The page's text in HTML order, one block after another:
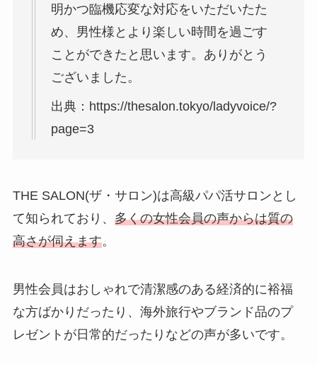
明かつ臨機応変な対応をいただいたた
め、男性様とより楽しい時間を過ごす
ことができたと思います。ありがとう
ございました。
出典：https://thesalon.tokyo/ladyvoice/?
page=3
THE SALON(ザ・サロン)は高級パパ活サロンとし
て知られており、 多くの女性会員の声からは質の
高さが伺えます。
男性会員はおしゃれで清潔感のある経済的に裕福
な方ばかりだったり、海外旅行やブランド品のプ
レゼントが日常的だったりなどの声が多いです。